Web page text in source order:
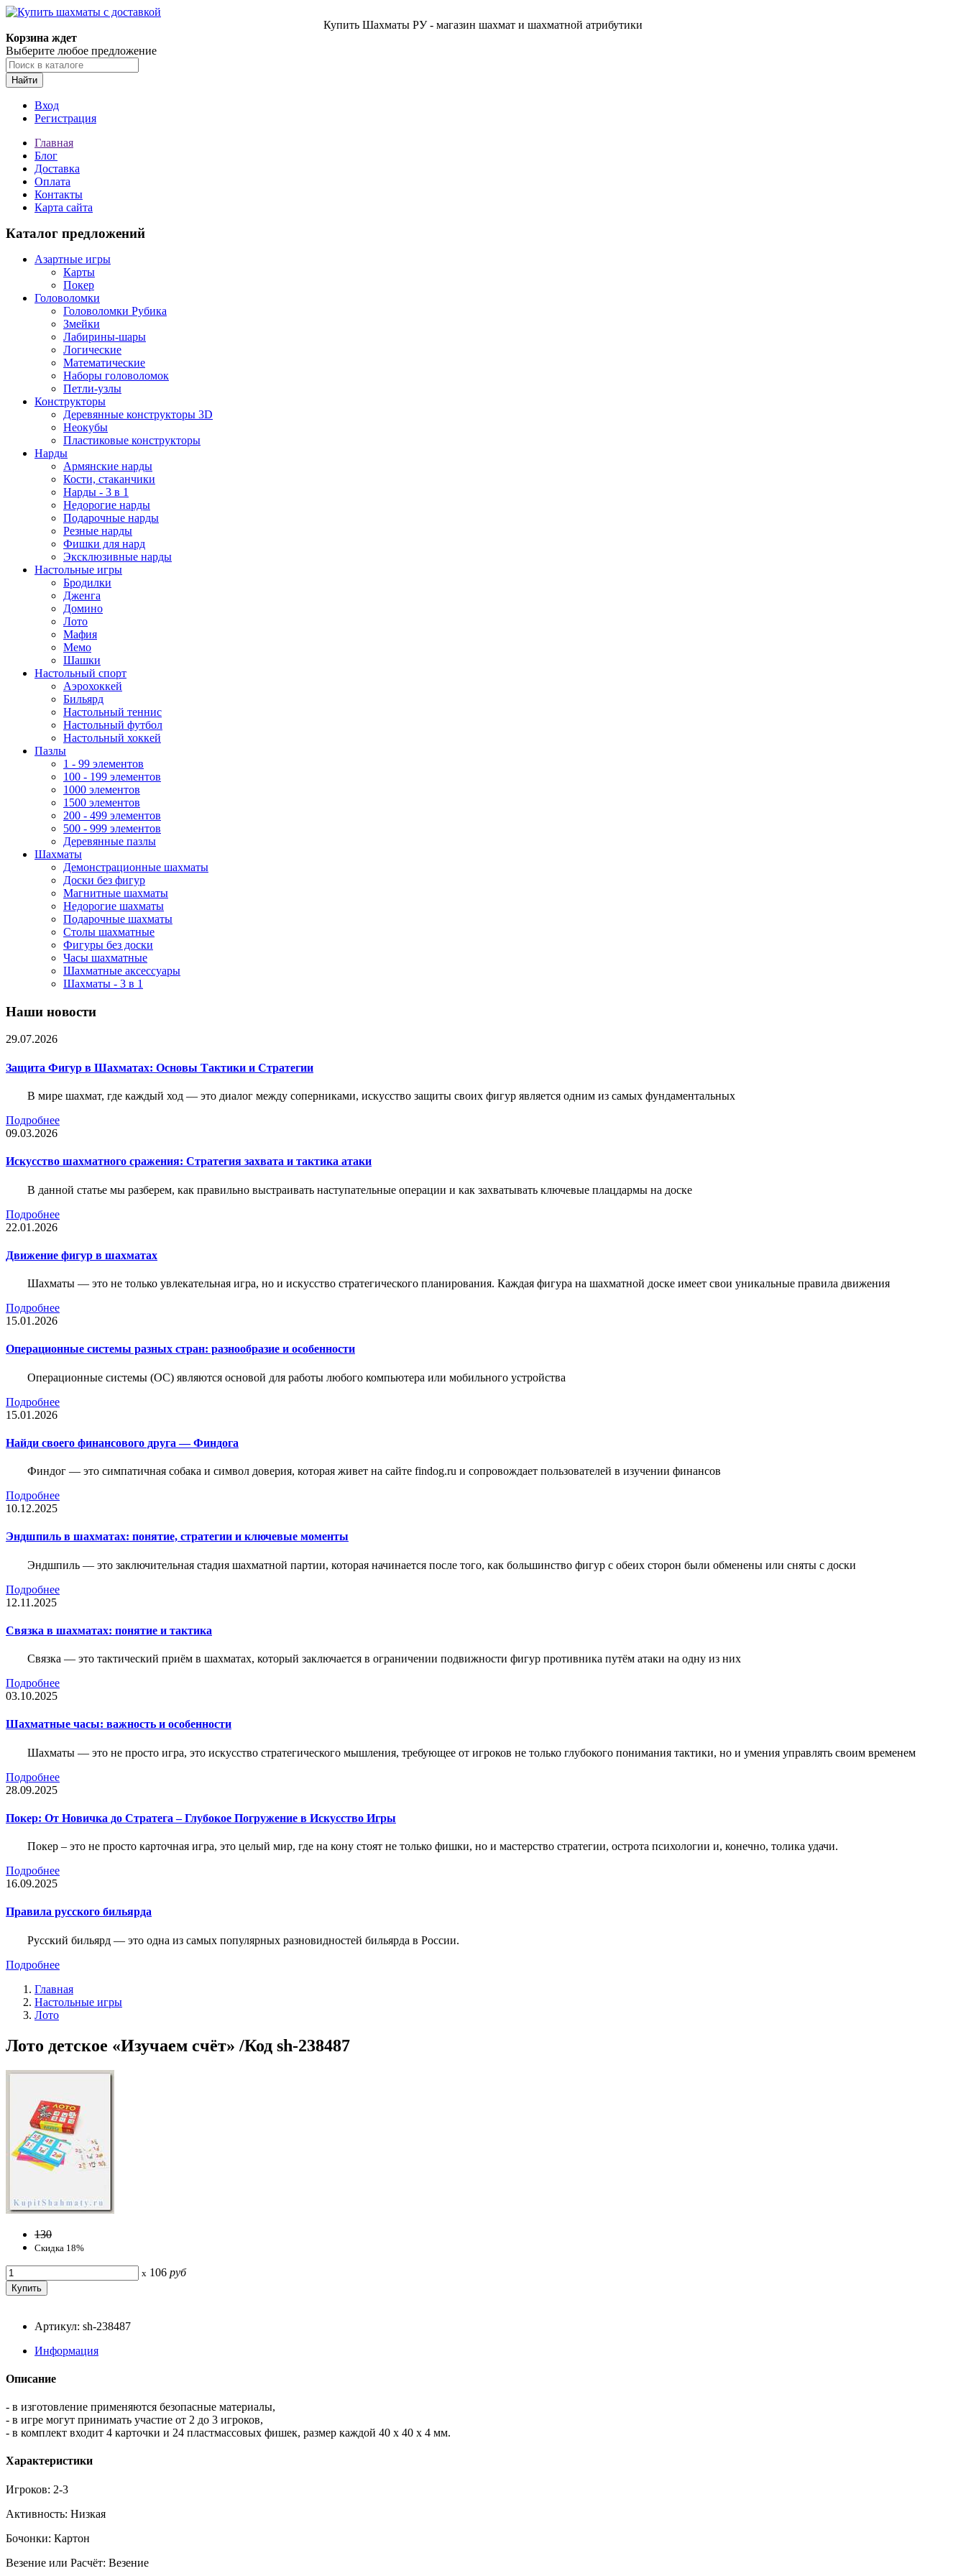
Купить Шахматы РУ - магазин шахмат и шахматной атрибутики
Корзина ждет
Выберите любое предложение
Найти
Вход
Регистрация
Главная
Блог
Доставка
Оплата
Контакты
Карта сайта
Каталог предложений
Азартные игры
Карты
Покер
Головоломки
Головоломки Рубика
Змейки
Лабирины-шары
Логические
Математические
Наборы головоломок
Петли-узлы
Конструкторы
Деревянные конструкторы 3D
Неокубы
Пластиковые конструкторы
Нарды
Армянские нарды
Кости, стаканчики
Нарды - 3 в 1
Недорогие нарды
Подарочные нарды
Резные нарды
Фишки для нард
Эксклюзивные нарды
Настольные игры
Бродилки
Дженга
Домино
Лото
Мафия
Мемо
Шашки
Настольный спорт
Аэрохоккей
Бильярд
Настольный теннис
Настольный футбол
Настольный хоккей
Пазлы
1 - 99 элементов
100 - 199 элементов
1000 элементов
1500 элементов
200 - 499 элементов
500 - 999 элементов
Деревянные пазлы
Шахматы
Демонстрационные шахматы
Доски без фигур
Магнитные шахматы
Недорогие шахматы
Подарочные шахматы
Столы шахматные
Фигуры без доски
Часы шахматные
Шахматные аксессуары
Шахматы - 3 в 1
Наши новости
29.07.2026
Защита Фигур в Шахматах: Основы Тактики и Стратегии
В мире шахмат, где каждый ход — это диалог между соперниками, искусство защиты своих фигур является одним из самых фундаментальных
Подробнее
09.03.2026
Искусство шахматного сражения: Стратегия захвата и тактика атаки
В данной статье мы разберем, как правильно выстраивать наступательные операции и как захватывать ключевые плацдармы на доске
Подробнее
22.01.2026
Движение фигур в шахматах
Шахматы — это не только увлекательная игра, но и искусство стратегического планирования. Каждая фигура на шахматной доске имеет свои уникальные правила движения
Подробнее
15.01.2026
Операционные системы разных стран: разнообразие и особенности
Операционные системы (ОС) являются основой для работы любого компьютера или мобильного устройства
Подробнее
15.01.2026
Найди своего финансового друга — Финдога
Финдог — это симпатичная собака и символ доверия, которая живет на сайте findog.ru и сопровождает пользователей в изучении финансов
Подробнее
10.12.2025
Эндшпиль в шахматах: понятие, стратегии и ключевые моменты
Эндшпиль — это заключительная стадия шахматной партии, которая начинается после того, как большинство фигур с обеих сторон были обменены или сняты с доски
Подробнее
12.11.2025
Связка в шахматах: понятие и тактика
Связка — это тактический приём в шахматах, который заключается в ограничении подвижности фигур противника путём атаки на одну из них
Подробнее
03.10.2025
Шахматные часы: важность и особенности
Шахматы — это не просто игра, это искусство стратегического мышления, требующее от игроков не только глубокого понимания тактики, но и умения управлять своим временем
Подробнее
28.09.2025
Покер: От Новичка до Стратега – Глубокое Погружение в Искусство Игры
Покер – это не просто карточная игра, это целый мир, где на кону стоят не только фишки, но и мастерство стратегии, острота психологии и, конечно, толика удачи.
Подробнее
16.09.2025
Правила русского бильярда
Русский бильярд — это одна из самых популярных разновидностей бильярда в России.
Подробнее
Главная
Настольные игры
Лото
Лото детское «Изучаем счёт» /Код sh-238487
130
Скидка 18%
x 106 руб
Артикул: sh-238487
Информация
Описание
- в изготовление применяются безопасные материалы,
- в игре могут принимать участие от 2 до 3 игроков,
- в комплект входит 4 карточки и 24 пластмассовых фишек, размер каждой 40 x 40 x 4 мм.
Характеристики
Игроков: 2-3
Активность: Низкая
Бочонки: Картон
Везение или Расчёт: Везение